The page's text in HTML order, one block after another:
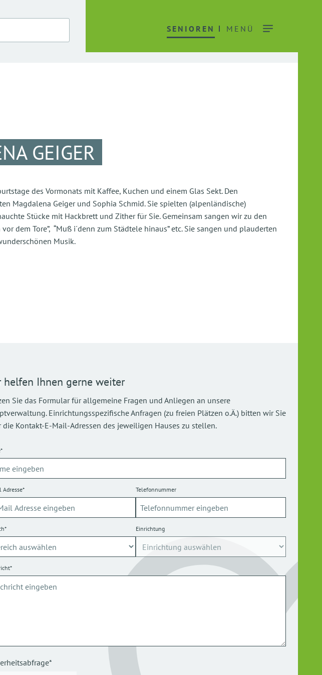
SENIOREN MENÜ
GEIGER
des Vormonats mit Kaffee, Kuchen und einem Glas Sekt. Den
Magdalena Geiger und Sophia Schmid. Sie spielten (alpenländische)
Stücke mit Hackbrett und Zither für Sie. Gemeinsam sangen wir zu den
dem Tore”, “Muß i´denn zum Städtele hinaus” etc. Sie sangen und plauderten
Musik.
helfen Ihnen gerne weiter
Sie das Formular für allgemeine Fragen und Anliegen an unsere
Einrichtungsspezifische Anfragen (zu freien Plätzen o.Ä.) bitten wir Sie
die Kontakt-E-Mail-Adressen des jeweiligen Hauses zu stellen.
Adresse* Telefonnummer
Einrichtung